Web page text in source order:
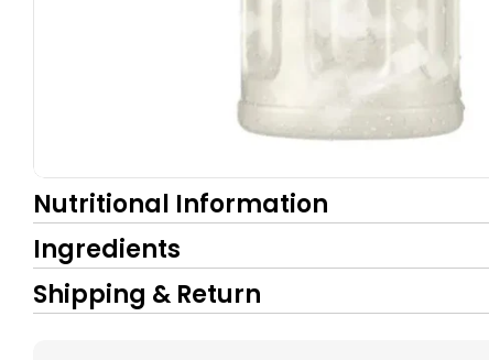
Nutritional Information
Ingredients
Shipping & Return